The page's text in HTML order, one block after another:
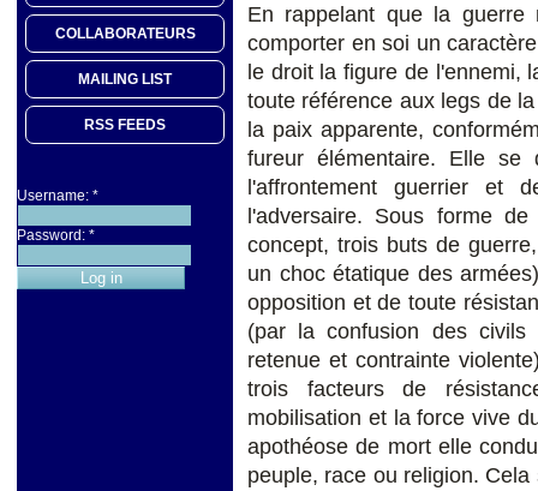
COLLABORATEURS
MAILING LIST
RSS FEEDS
Username: *
Password: *
En rappelant que la
comporter en soi un
le droit la figure de l'ennemi,
toute référence aux legs de
la paix apparente,
fureur élémentaire. Elle se
l'affrontement guerrier et
l'adversaire. Sous forme
concept, trois buts de
un choc étatique des
opposition et de toute
(par la confusion des
retenue et contrainte
trois facteurs de
mobilisation et la force vive
apothéose de mort elle
peuple, race ou religion.